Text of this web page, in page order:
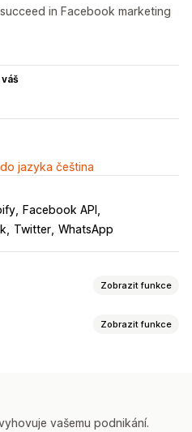
in Facebook marketing
jazyka čeština
Facebook API
Twitter WhatsApp
Zobrazit funkce
Zobrazit funkce
vašemu podnikání.